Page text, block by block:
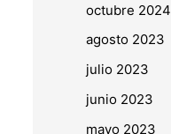
octubre 2024
agosto 2023
julio 2023
junio 2023
mayo 2023